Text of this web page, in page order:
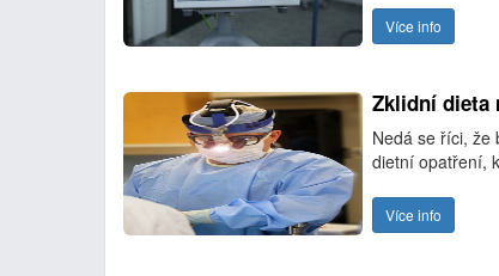
Více info
Zklidní dieta
Nedá se říci, že
dietní opatření,
Více info